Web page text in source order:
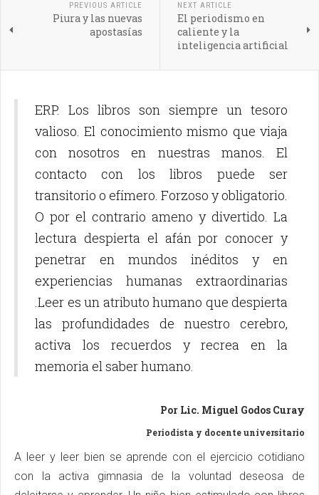
PREVIOUS ARTICLE
Piura y las nuevas
apostasías
NEXT ARTICLE
El periodismo en
caliente y la
inteligencia artificial
ERP. Los libros son siempre un tesoro
valioso. El conocimiento mismo que viaja
con nosotros en nuestras manos. El
contacto con los libros puede ser
transitorio o efímero. Forzoso y obligatorio.
O por el contrario ameno y divertido. La
lectura despierta el afán por conocer y
penetrar en mundos inéditos y en
experiencias humanas extraordinarias
.Leer es un atributo humano que despierta
las profundidades de nuestro cerebro,
activa los recuerdos y recrea en la
memoria el saber humano.
Por Lic. Miguel Godos Curay
Periodista y docente universitario
A leer y leer bien se aprende con el ejercicio cotidiano
con la activa gimnasia de la voluntad deseosa de